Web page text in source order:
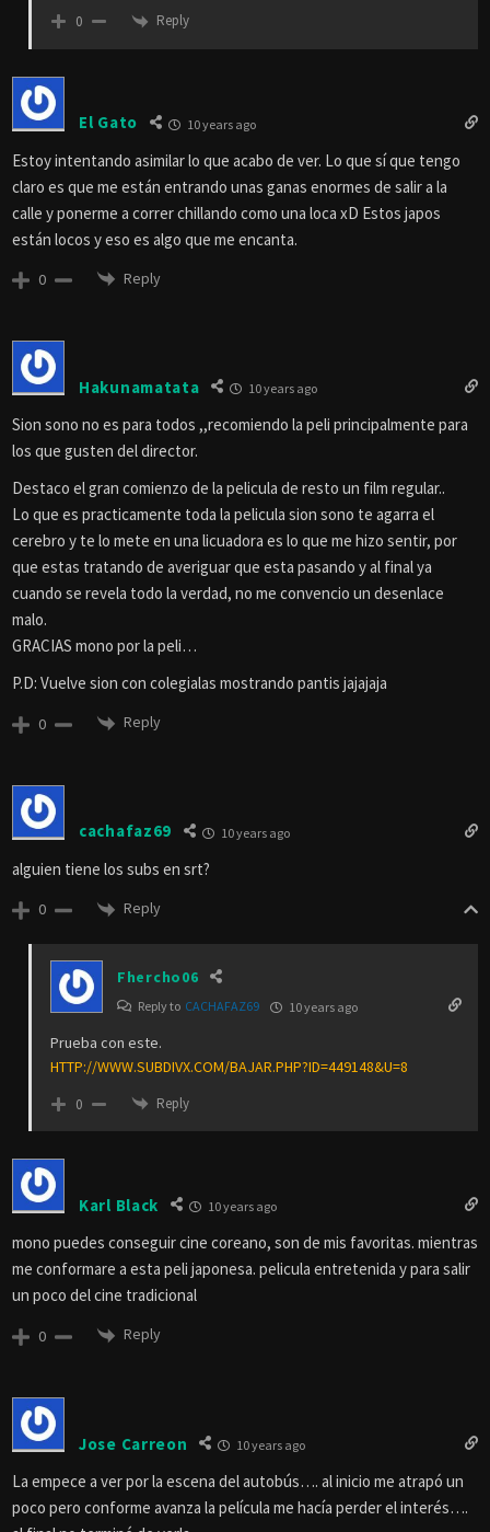
0 Reply
El Gato 10 years ago
Estoy intentando asimilar lo que acabo de ver. Lo que sí que tengo
claro es que me están entrando unas ganas enormes de salir a la
calle y ponerme a correr chillando como una loca xD Estos japos
están locos y eso es algo que me encanta.
0 Reply
Hakunamatata 10 years ago
Sion sono no es para todos ,,recomiendo la peli principalmente para
los que gusten del director.
Destaco el gran comienzo de la pelicula de resto un film regular..
Lo que es practicamente toda la pelicula sion sono te agarra el
cerebro y te lo mete en una licuadora es lo que me hizo sentir, por
que estas tratando de averiguar que esta pasando y al final ya
cuando se revela todo la verdad, no me convencio un desenlace
malo.
GRACIAS mono por la peli…
P.D: Vuelve sion con colegialas mostrando pantis jajajaja
0 Reply
cachafaz69 10 years ago
alguien tiene los subs en srt?
0 Reply
Fhercho06
Reply to CACHAFAZ69 10 years ago
Prueba con este.
HTTP://WWW.SUBDIVX.COM/BAJAR.PHP?ID=449148&U=8
0 Reply
Karl Black 10 years ago
mono puedes conseguir cine coreano, son de mis favoritas. mientras
me conformare a esta peli japonesa. pelicula entretenida y para salir
un poco del cine tradicional
0 Reply
Jose Carreon 10 years ago
La empece a ver por la escena del autobús…. al inicio me atrapó un
poco pero conforme avanza la película me hacía perder el interés….